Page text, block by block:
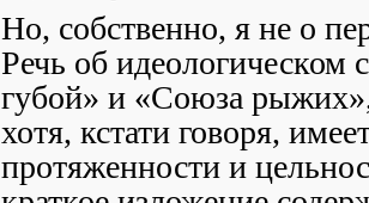
Но, собственно, я не о
Речь об идеологическом
губой» и «Союза
хотя, кстати говоря,
протяженности и